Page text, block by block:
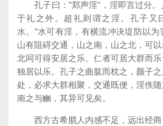
孔子曰："郑声淫"，淫即言过分。
于礼之外。超礼则谓之淫。孔子又
水。"水可有淫，有横流冲决堤防以为
山有阻碍交通，山之南，山之北，可
北同可得安居之乐。仁者可居大群而
独居以乐。孔子之曲肱而枕之，颜子
处，必求大群相聚，交通既便，淫佚
南之与豳，其异可见矣。
西方古希腊人内感不足，远出经商